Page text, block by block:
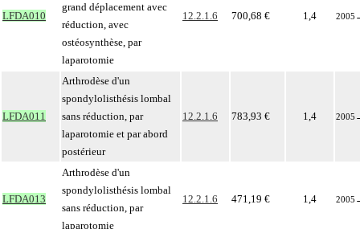
LFDA010
grand déplacement avec
réduction, avec
ostéosynthèse, par
laparotomie
12.2.1.6 700,68 € 1,4 2005
LFDA011
Arthrodèse d'un
spondylolisthésis lombal
sans réduction, par
laparotomie et par abord
postérieur
12.2.1.6 783,93 € 1,4 2005
LFDA013
Arthrodèse d'un
spondylolisthésis lombal
sans réduction, par
laparotomie
12.2.1.6 471,19 € 1,4 2005